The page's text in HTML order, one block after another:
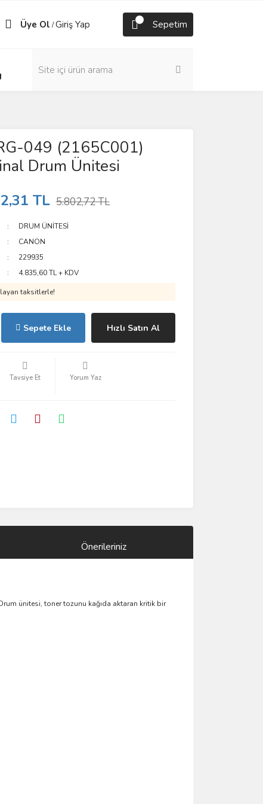
Üye Ol /Giriş Yap Sepetim
049 (2165C001)
Drum Ünitesi
TL 5.802,72 TL
DRUM ÜNİTESİ
CANON
229935
4.835,60 TL + KDV
taksitlerle!
Sepete Ekle Hızlı Satın Al
Tavsiye Et Yorum Yaz
Önerileriniz
ünitesi, toner tozunu kağıda aktaran kritik bir